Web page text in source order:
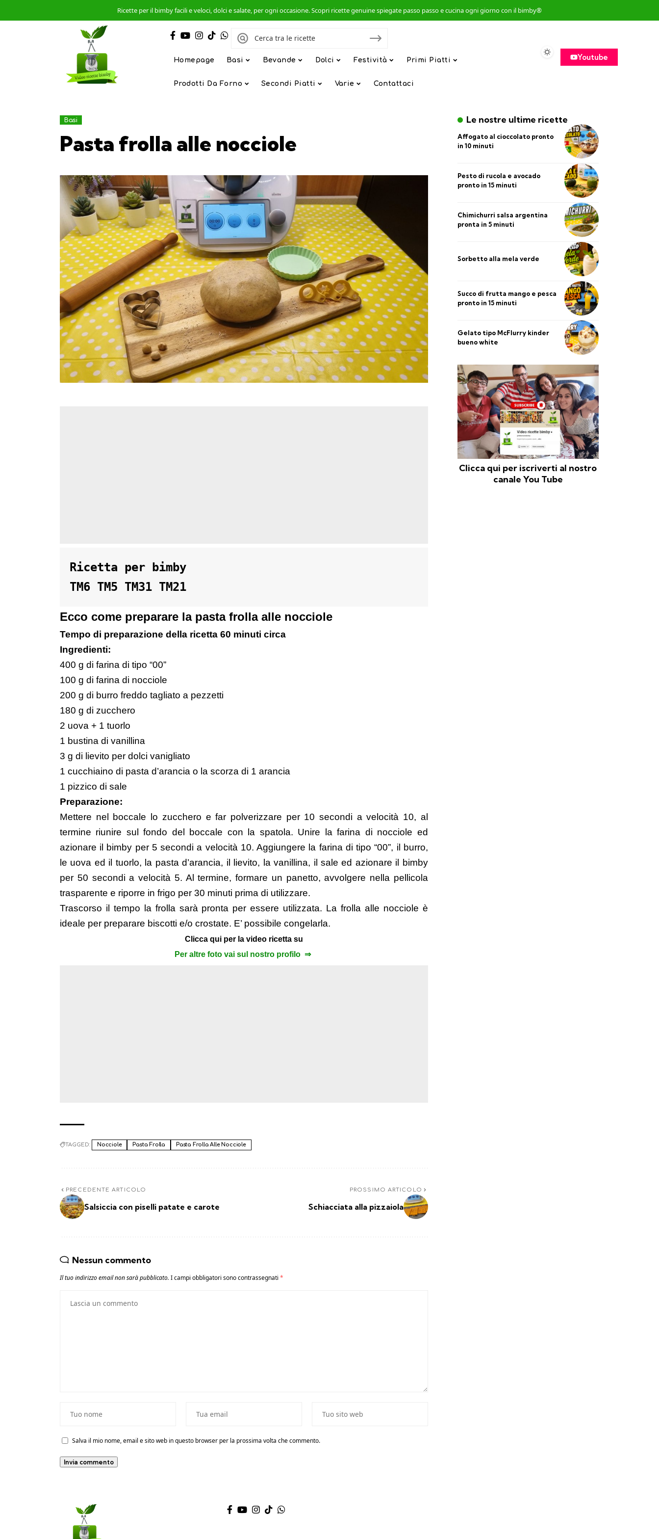
Ricette per il bimby facili e veloci, dolci e salate, per ogni occasione. Scopri ricette genuine spiegate passo passo e cucina ogni giorno con il bimby®
Homepage Basi Bevande Dolci Festività Primi Piatti
Prodotti Da Forno Secondi Piatti Varie Contattaci
Youtube
Basi
Pasta frolla alle nocciole
Ricetta per bimby
TM6 TM5 TM31 TM21
Ecco come preparare la pasta frolla alle nocciole
Tempo di preparazione della ricetta 60 minuti circa
Ingredienti:
400 g di farina di tipo “00”
100 g di farina di nocciole
200 g di burro freddo tagliato a pezzetti
180 g di zucchero
2 uova + 1 tuorlo
1 bustina di vanillina
3 g di lievito per dolci vanigliato
1 cucchiaino di pasta d’arancia o la scorza di 1 arancia
1 pizzico di sale
Preparazione:
Mettere nel boccale lo zucchero e far polverizzare per 10 secondi a velocità 10, al
termine riunire sul fondo del boccale con la spatola. Unire la farina di nocciole ed
azionare il bimby per 5 secondi a velocità 10. Aggiungere la farina di tipo “00”, il burro,
le uova ed il tuorlo, la pasta d’arancia, il lievito, la vanillina, il sale ed azionare il bimby
per 50 secondi a velocità 5. Al termine, formare un panetto, avvolgere nella pellicola
trasparente e riporre in frigo per 30 minuti prima di utilizzare.
Trascorso il tempo la frolla sarà pronta per essere utilizzata. La frolla alle nocciole è
ideale per preparare biscotti e/o crostate. E’ possibile congelarla.
Clicca qui per la video ricetta su
Per altre foto vai sul nostro profilo ⇒
TAGGED: Nocciole Pasta Frolla Pasta Frolla Alle Nocciole
PRECEDENTE ARTICOLO
Salsiccia con piselli patate e carote
PROSSIMO ARTICOLO
Schiacciata alla pizzaiola
Nessun commento
Il tuo indirizzo email non sarà pubblicato. I campi obbligatori sono contrassegnati *
Salva il mio nome, email e sito web in questo browser per la prossima volta che commento.
Le nostre ultime ricette
Affogato al cioccolato pronto
in 10 minuti
Pesto di rucola e avocado
pronto in 15 minuti
Chimichurri salsa argentina
pronta in 5 minuti
Sorbetto alla mela verde
Succo di frutta mango e pesca
pronto in 15 minuti
Gelato tipo McFlurry kinder
bueno white
Clicca qui per iscriverti al nostro
canale You Tube